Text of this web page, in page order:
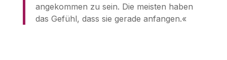
angekommen zu sein. Die meisten haben
das Gefühl, dass sie gerade anfangen.«